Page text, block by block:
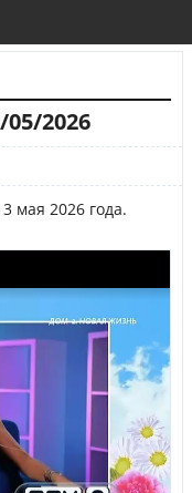
2026
мая 2026 года.